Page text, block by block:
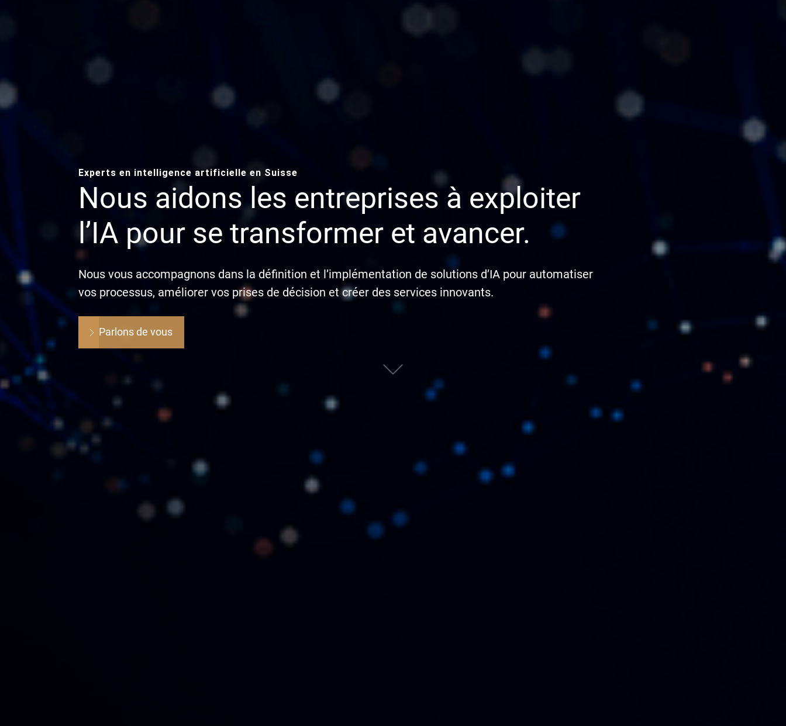
Experts en intelligence artificielle en Suisse
Nous aidons les entreprises à exploiter
l’IA pour se transformer et avancer.
Nous vous accompagnons dans la définition et l’implémentation de solutions d’IA pour automatiser
vos processus, améliorer vos prises de décision et créer des services innovants.
Parlons de vous